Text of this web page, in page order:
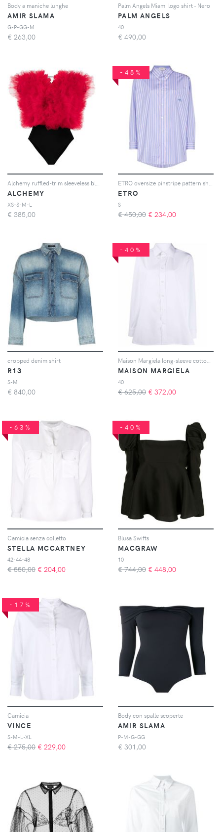
Body a maniche lunghe
AMIR SLAMA
G-P-GG-M
€ 263,00
Palm Angels Miami logo shirt - Nero
PALM ANGELS
40
€ 490,00
ALCHEMY
XS-S-M-L
€ 385,00
-48%
ETRO
S
€ 450,00 € 234,00
cropped denim shirt
R13
S-M
€ 840,00
-40%
MAISON MARGIELA
40
€ 625,00 € 372,00
-63%
Camicia senza colletto
STELLA MCCARTNEY
42-44-48
€ 550,00 € 204,00
-40%
Blusa Swifts
MACGRAW
10
€ 744,00 € 448,00
-17%
Camicia
VINCE
S-M-L-XL
€ 275,00 € 229,00
Body con spalle scoperte
AMIR SLAMA
P-M-G-GG
€ 301,00